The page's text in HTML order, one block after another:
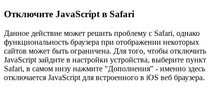
Отключите JavaScript в Safari
Данное действие может решить проблему с Safari, однако
функциональность браузера при отображении некоторых
сайтов может быть ограничена. Для того, чтобы отключить
JavaScript зайдите в настройки устройства, выберите пункт
Safari, в самом низу нажмите "Дополнения" - именно здесь
отключается JavaScript для встроенного в iOS веб браузера.